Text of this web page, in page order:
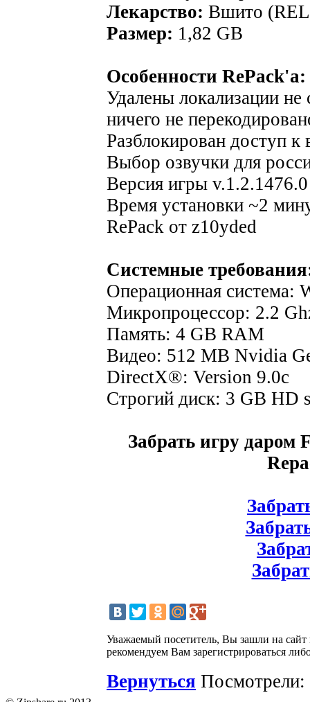
Лекарство: Вшито
Размер: 1,82 GB
Особенности RePack'а:
Удалены локализации не
ничего не
Разблокирован доступ
Выбор озвучки для
Версия игры
Время установки ~2
RePack от z10yded
Системные
Операционная система:
Микропроцессор: 2.2
Память: 4 GB RAM
Видео: 512 MB Nvidia
DirectX®: Version 9.0c
Строгий диск: 3 GB HD
Забрать игру даром
Уважаемый посетитель, Вы зашли на
рекомендуем Вам зарегистрироваться
Вернуться Посмотрели: